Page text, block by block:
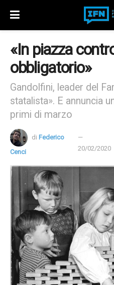
«In piazza
obbligatorio»
Gandolfini, leader del
statalista». E annuncia
primi di marzo
di Federico
Cenci
20/02/2020